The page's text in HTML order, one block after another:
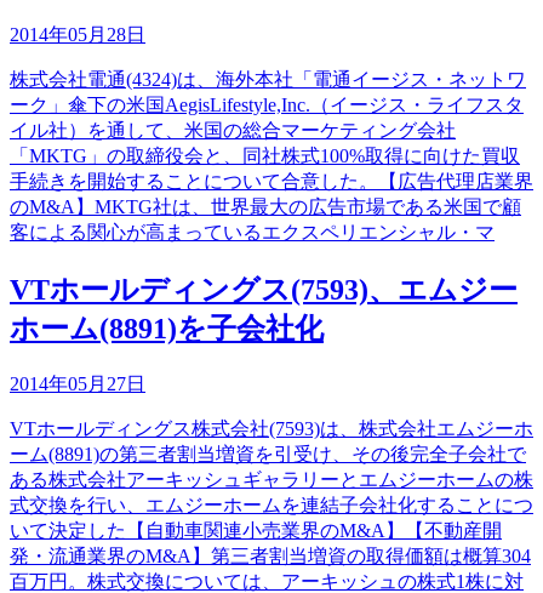
2014年05月28日
株式会社電通(4324)は、海外本社「電通イージス・ネットワ
ーク」傘下の米国AegisLifestyle,Inc.（イージス・ライフスタ
イル社）を通して、米国の総合マーケティング会社
「MKTG」の取締役会と、同社株式100%取得に向けた買収
手続きを開始することについて合意した。【広告代理店業界
のM&A】MKTG社は、世界最大の広告市場である米国で顧
客による関心が高まっているエクスペリエンシャル・マ
VTホールディングス(7593)、エムジー
ホーム(8891)を子会社化
2014年05月27日
VTホールディングス株式会社(7593)は、株式会社エムジーホ
ーム(8891)の第三者割当増資を引受け、その後完全子会社で
ある株式会社アーキッシュギャラリーとエムジーホームの株
式交換を行い、エムジーホームを連結子会社化することにつ
いて決定した【自動車関連小売業界のM&A】【不動産開
発・流通業界のM&A】第三者割当増資の取得価額は概算304
百万円。株式交換については、アーキッシュの株式1株に対